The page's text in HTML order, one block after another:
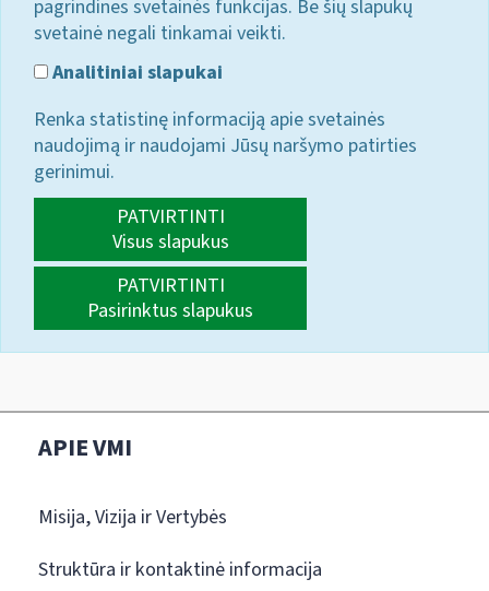
pagrindines svetainės funkcijas. Be šių slapukų
svetainė negali tinkamai veikti.
Analitiniai slapukai
Renka statistinę informaciją apie svetainės
naudojimą ir naudojami Jūsų naršymo patirties
gerinimui.
PATVIRTINTI
Visus slapukus
PATVIRTINTI
Pasirinktus slapukus
APIE VMI
Misija, Vizija ir Vertybės
Struktūra ir kontaktinė informacija